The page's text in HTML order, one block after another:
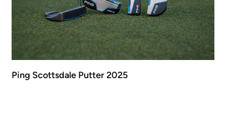
Ping Scottsdale Putter 2025